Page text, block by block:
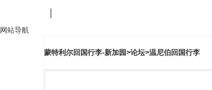
网站导航
蒙特利尔回国行李-新加园>论坛>温尼伯回国行李